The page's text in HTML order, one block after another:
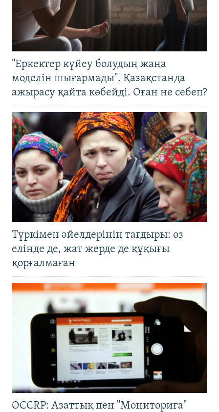
"Еркектер күйеу болудың жаңа
моделін шығармады". Қазақстанда
ажырасу қайта көбейді. Оған не себеп?
Түркімен әйелдерінің тағдыры: өз
елінде де, жат жерде де құқығы
қорғалмаған
OCCRP: Азаттық пен "Мониториға"